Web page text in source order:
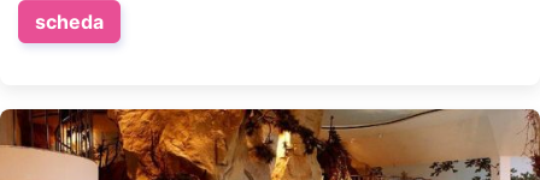
scheda